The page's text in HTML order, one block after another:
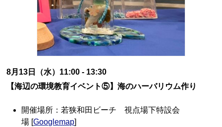
8月13日（水）11:00 - 13:30
【海辺の環境教育イベント⑤】海のハーバリウム作り
開催場所：若狭和田ビーチ 視点場下特設会
場 [Googlemap]